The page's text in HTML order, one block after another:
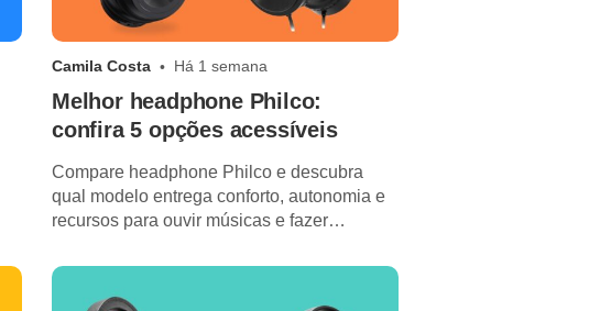
Camila Costa Há 1 semana
Melhor headphone Philco:
confira 5 opções acessíveis
Compare headphone Philco e descubra
qual modelo entrega conforto, autonomia e
recursos para ouvir músicas e fazer